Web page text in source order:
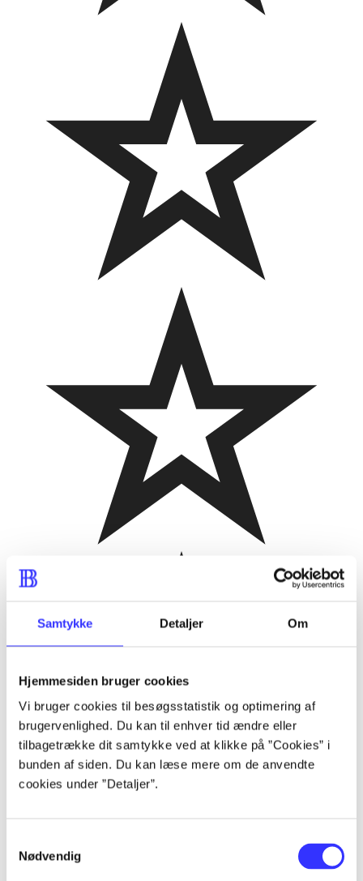
Samtykke Detaljer Om
Hjemmesiden bruger cookies
Vi bruger cookies til besøgsstatistik og optimering af
brugervenlighed. Du kan til enhver tid ændre eller
tilbagetrække dit samtykke ved at klikke på ”Cookies” i
bunden af siden. Du kan læse mere om de anvendte
cookies under ”Detaljer”.
Nødvendig